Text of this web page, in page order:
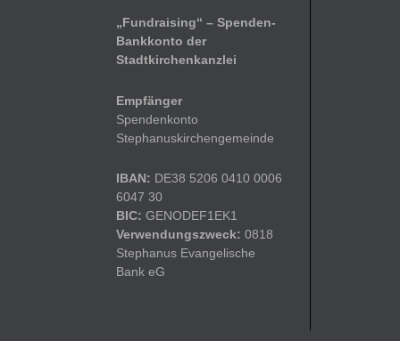
„Fundraising“ – Spenden-
Bankkonto der
Stadtkirchenkanzlei
Empfänger
Spendenkonto
Stephanuskirchengemeinde
IBAN: DE38 5206 0410 0006
6047 30
BIC: GENODEF1EK1
Verwendungszweck: 0818
Stephanus Evangelische
Bank eG